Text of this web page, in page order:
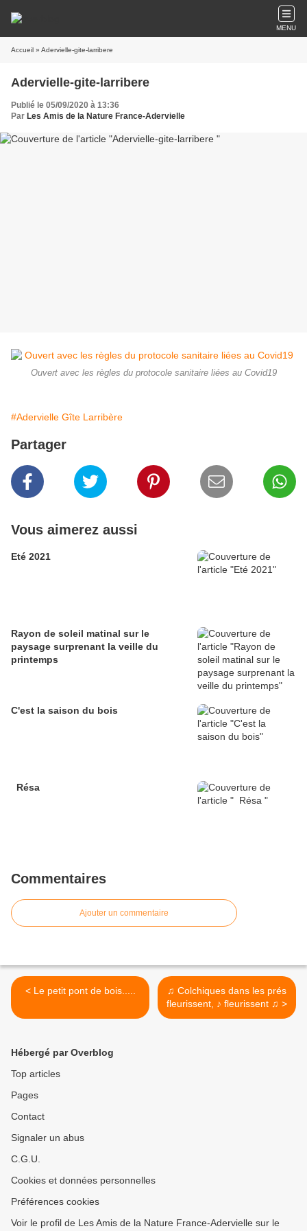
MENU
Accueil » Adervielle-gite-larribere
Adervielle-gite-larribere
Publié le 05/09/2020 à 13:36
Par Les Amis de la Nature France-Adervielle
Ouvert avec les règles du protocole sanitaire liées au Covid19
#Adervielle Gîte Larribère
Partager
Vous aimerez aussi
Eté 2021
Rayon de soleil matinal sur le
paysage surprenant la veille du
printemps
C'est la saison du bois
Résa
Commentaires
Ajouter un commentaire
< Le petit pont de bois.....
♫ Colchiques dans les prés
fleurissent, ♪ fleurissent ♫ >
Hébergé par Overblog
Top articles
Pages
Contact
Signaler un abus
C.G.U.
Cookies et données personnelles
Préférences cookies
Voir le profil de Les Amis de la Nature France-Adervielle sur le